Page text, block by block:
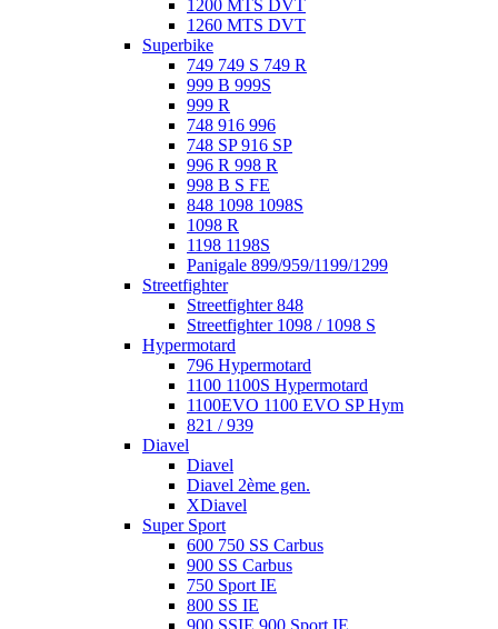
1200 MTS DVT
1260 MTS DVT
Superbike
749 749 S 749 R
999 B 999S
999 R
748 916 996
748 SP 916 SP
996 R 998 R
998 B S FE
848 1098 1098S
1098 R
1198 1198S
Panigale 899/959/1199/1299
Streetfighter
Streetfighter 848
Streetfighter 1098 / 1098 S
Hypermotard
796 Hypermotard
1100 1100S Hypermotard
1100EVO 1100 EVO SP Hym
821 / 939
Diavel
Diavel
Diavel 2ème gen.
XDiavel
Super Sport
600 750 SS Carbus
900 SS Carbus
750 Sport IE
800 SS IE
900 SSIE 900 Sport IE